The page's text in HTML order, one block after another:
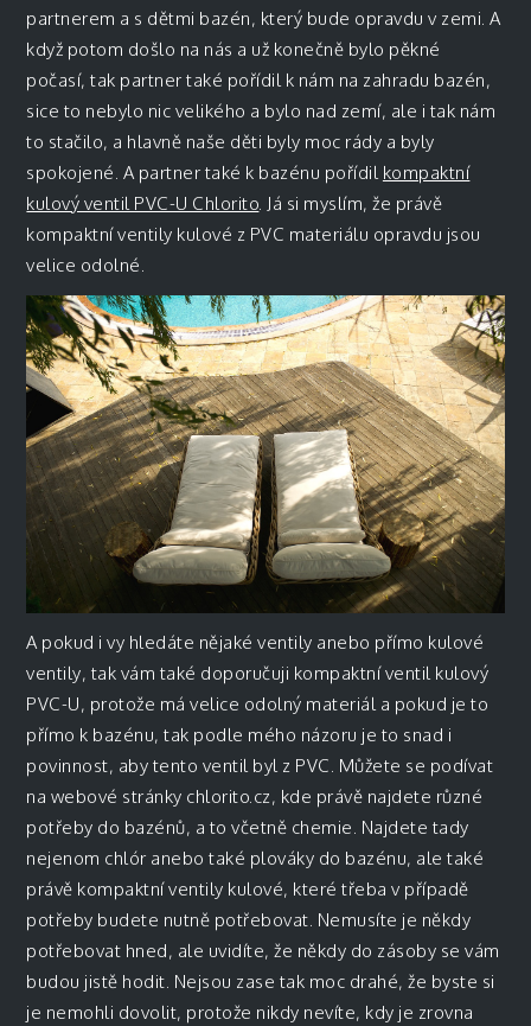
partnerem a s dětmi bazén, který bude opravdu v zemi. A
když potom došlo na nás a už konečně bylo pěkné
počasí, tak partner také pořídil k nám na zahradu bazén,
sice to nebylo nic velikého a bylo nad zemí, ale i tak nám
to stačilo, a hlavně naše děti byly moc rády a byly
spokojené. A partner také k bazénu pořídil kompaktní
kulový ventil PVC-U Chlorito . Já si myslím, že právě
kompaktní ventily kulové z PVC materiálu opravdu jsou
velice odolné.
A pokud i vy hledáte nějaké ventily anebo přímo kulové
ventily, tak vám také doporučuji kompaktní ventil kulový
PVC-U, protože má velice odolný materiál a pokud je to
přímo k bazénu, tak podle mého názoru je to snad i
povinnost, aby tento ventil byl z PVC. Můžete se podívat
na webové stránky chlorito.cz, kde právě najdete různé
potřeby do bazénů, a to včetně chemie. Najdete tady
nejenom chlór anebo také plováky do bazénu, ale také
právě kompaktní ventily kulové, které třeba v případě
potřeby budete nutně potřebovat. Nemusíte je někdy
potřebovat hned, ale uvidíte, že někdy do zásoby se vám
budou jistě hodit. Nejsou zase tak moc drahé, že byste si
je nemohli dovolit, protože nikdy nevíte, kdy je zrovna